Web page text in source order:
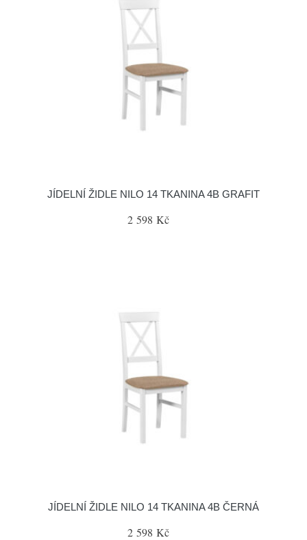
JÍDELNÍ ŽIDLE NILO 14 TKANINA 4B GRAFIT
2 598 Kč
JÍDELNÍ ŽIDLE NILO 14 TKANINA 4B ČERNÁ
2 598 Kč